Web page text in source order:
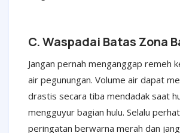
C. Waspadai Batas Zona
Jangan pernah menganggap remeh
air pegunungan. Volume air dapat
drastis secara tiba mendadak saat
mengguyur bagian hulu. Selalu
peringatan berwarna merah dan